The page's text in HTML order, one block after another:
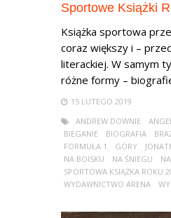
Sportowe Książki
Książka sportowa
coraz większy i –
literackiej. W samym
różne formy –
15 LUTEGO 2019
ANDREW DOWNIE
BIEGANIE
BIOGRAFIA
FORMUŁA 1
GÓRY
NA BOISKU
NA ŚNIEGU
SPORTOWA KSIĄŻKA ROKU
WYDAWNICTWO ARENA